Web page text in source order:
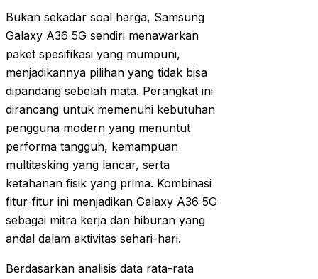
Bukan sekadar soal harga, Samsung
Galaxy A36 5G sendiri menawarkan
paket spesifikasi yang mumpuni,
menjadikannya pilihan yang tidak bisa
dipandang sebelah mata. Perangkat ini
dirancang untuk memenuhi kebutuhan
pengguna modern yang menuntut
performa tangguh, kemampuan
multitasking yang lancar, serta
ketahanan fisik yang prima. Kombinasi
fitur-fitur ini menjadikan Galaxy A36 5G
sebagai mitra kerja dan hiburan yang
andal dalam aktivitas sehari-hari.
Berdasarkan analisis data rata-rata